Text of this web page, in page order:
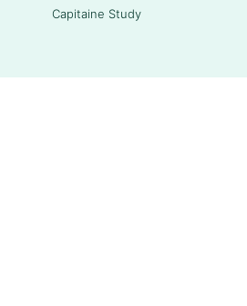
Capitaine Study